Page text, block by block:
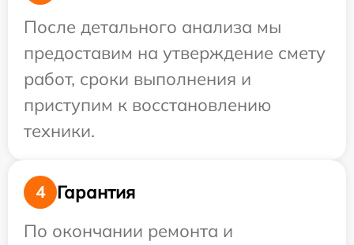
После детального анализа мы
предоставим на утверждение смету
работ, сроки выполнения и
приступим к восстановлению
техники.
4
Гарантия
По окончании ремонта и